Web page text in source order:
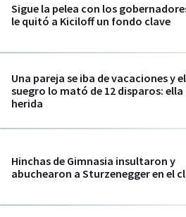
Sigue la pelea con los
le quitó a Kiciloff un fondo clave
Una pareja se iba de vacaciones y
suegro lo mató de 12 disparos: ella
herida
Hinchas de Gimnasia insultaron y
abuchearon a Sturzenegger en el